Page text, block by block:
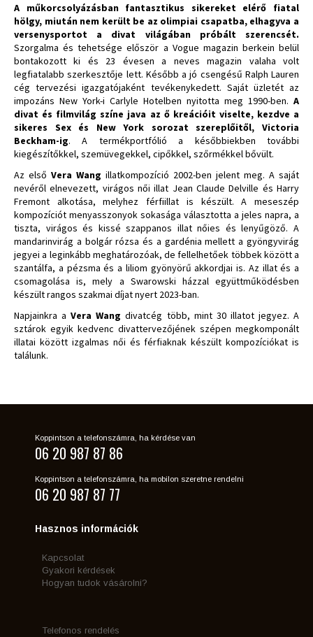
A műkorcsolyázásban fantasztikus sikereket elérő fiatal
hölgy, miután nem került be az olimpiai csapatba, elhagyva a
versenysportot a divat világában próbált szerencsét.
Szorgalma és tehetsége először a Vogue magazin berkein belül
bontakozott ki és 23 évesen a neves magazin valaha volt
legfiatalabb szerkesztője lett. Később a jó csengésű Ralph Lauren
cég tervezési igazgatójaként tevékenykedett. Saját üzletét az
impozáns New York-i Carlyle Hotelben nyitotta meg 1990-ben. A
divat és filmvilág színe java az ő kreációit viselte, kezdve a
sikeres Sex és New York sorozat szereplőitől, Victoria
Beckham-ig. A termékportfólió a későbbiekben további
kiegészítőkkel, szemüvegekkel, cipőkkel, szőrmékkel bővült.
Az első Vera Wang illatkompozíció 2002-ben jelent meg. A saját
nevéről elnevezett, virágos női illat Jean Claude Delville és Harry
Fremont alkotása, melyhez férfiillat is készült. A meseszép
kompozíciót menyasszonyok sokasága választotta a jeles napra, a
tiszta, virágos és kissé szappanos illat nőies és lenyűgöző. A
mandarinvirág a bolgár rózsa és a gardénia mellett a gyöngyvirág
jegyei a leginkább meghatározóak, de fellelhetőek többek között a
szantálfa, a pézsma és a liliom gyönyörű akkordjai is. Az illat és a
csomagolása is, mely a Swarowski házzal együttműködésben
készült rangos szakmai díjat nyert 2023-ban.
Napjainkra aVera Wang divatcég több, mint 30 illatot jegyez. A
sztárok egyik kedvenc divattervezőjének szépen megkomponált
illatai között izgalmas női és férfiaknak készült kompozíciókat is
találunk.
Koppintson a telefonszámra, ha kérdése van
06 20 987 87 86
Koppintson a telefonszámra, ha mobilon szeretne rendelni
06 20 987 87 77
Hasznos információk
Kapcsolat
Gyakori kérdések
Hogyan tudok vásárolni?
Telefonos rendelés